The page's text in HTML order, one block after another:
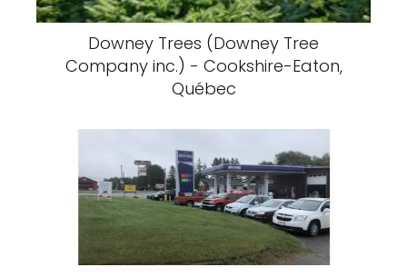
Downey Trees (Downey Tree
Company inc.) - Cookshire-Eaton,
Québec